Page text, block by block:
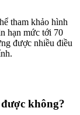
tham khảo hình
hạn mức tới 70
được nhiều điều
không?